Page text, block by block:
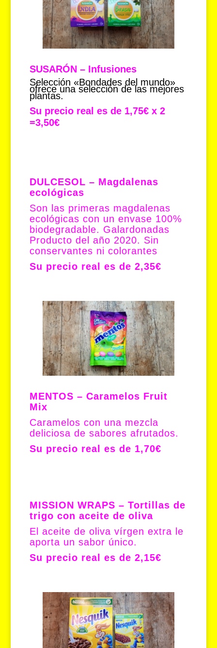
SUSARÓN – Infusiones
Selección «Bondades del mundo»
ofrece una selección de las mejores
plantas.
Su precio real es de 1,75€ x 2
=3,50€
DULCESOL – Magdalenas
ecológicas
Son las primeras magdalenas
ecológicas con un envase 100%
biodegradable. Galardonadas
Producto del año 2020. Sin
conservantes ni colorantes
Su precio real es de 2,35€
MENTOS – Caramelos Fruit
Mix
Caramelos con una mezcla
deliciosa de sabores afrutados.
Su precio real es de 1,70€
MISSION WRAPS – Tortillas de
trigo con aceite de oliva
El aceite de oliva vírgen extra le
aporta un sabor único.
Su precio real es de 2,15€